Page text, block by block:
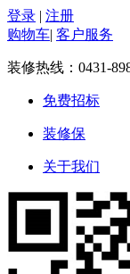
登录 | 注册
购物车| 客户服务
装修热线： 0431-
免费招标
装修保
关于我们